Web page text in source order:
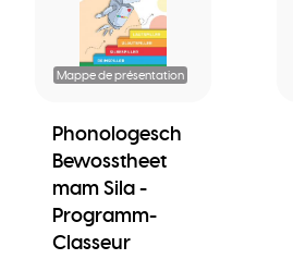
Mappe de présentation
Phonologesch
Bewosstheet
mam Sila -
Programm-
Classeur